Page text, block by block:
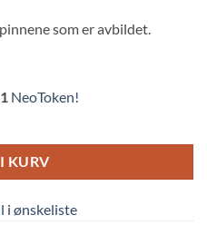
som er avbildet.
1 NeoToken!
KURV
i ønskeliste